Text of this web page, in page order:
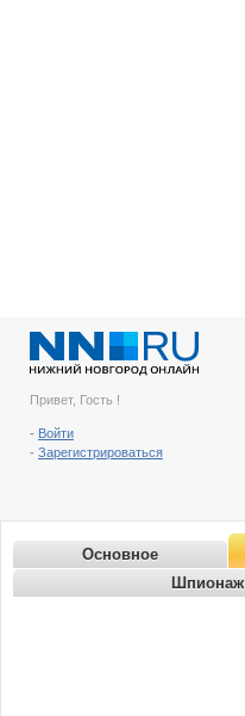
Привет, Гость !
- Войти
- Зарегистрироваться
Основное
Шпионаж